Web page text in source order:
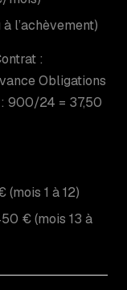
l’achèvement)
:
Obligations
: 900/24 = 37,50
1 à 12)
€ (mois 13 à